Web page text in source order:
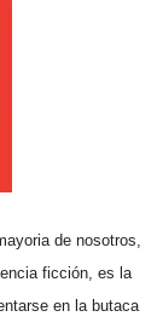
de nosotros,
ficción, es la
en la butaca